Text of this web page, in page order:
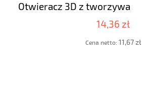
Otwieracz 3D z tworzywa
14,36 zł
Cena netto: 11,67 zł